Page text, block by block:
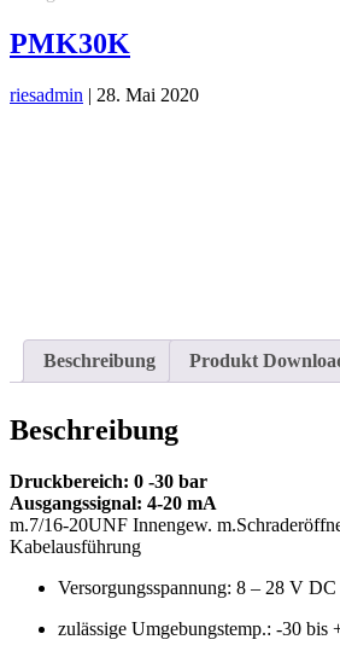
PMK30K
riesadmin | 28. Mai 2020
Beschreibung Produkt
Beschreibung
Druckbereich: 0 -30 bar
Ausgangssignal: 4-20 mA
m.7/16-20UNF Innengew.
Kabelausführung
Versorgungsspannung: 8 – 28 V DC
zulässige Umgebungstemp.: -30 bis